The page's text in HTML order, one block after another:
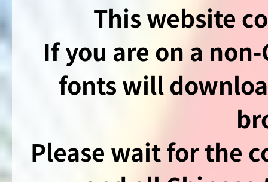
This website
If you are on a
fonts will
Please wait for the